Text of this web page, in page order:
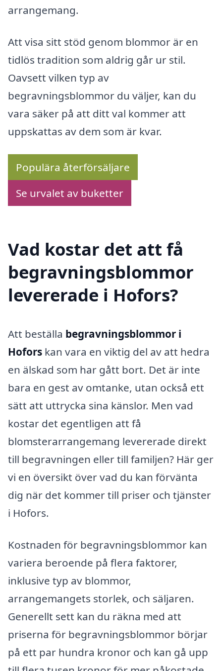
arrangemang.
Att visa sitt stöd genom blommor är en
tidlös tradition som aldrig går ur stil.
Oavsett vilken typ av
begravningsblommor du väljer, kan du
vara säker på att ditt val kommer att
uppskattas av dem som är kvar.
Populära återförsäljare
Se urvalet av buketter
Vad kostar det att få
begravningsblommor
levererade i Hofors?
Att beställa begravningsblommor i
Hofors kan vara en viktig del av att hedra
en älskad som har gått bort. Det är inte
bara en gest av omtanke, utan också ett
sätt att uttrycka sina känslor. Men vad
kostar det egentligen att få
blomsterarrangemang levererade direkt
till begravningen eller till familjen? Här ger
vi en översikt över vad du kan förvänta
dig när det kommer till priser och tjänster
i Hofors.
Kostnaden för begravningsblommor kan
variera beroende på flera faktorer,
inklusive typ av blommor,
arrangemangets storlek, och säljaren.
Generellt sett kan du räkna med att
priserna för begravningsblommor börjar
på ett par hundra kronor och kan gå upp